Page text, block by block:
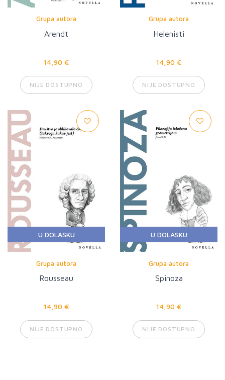
Grupa autora
Arendt
14,90 €
NIJE DOSTUPNO
Grupa autora
Helenisti
14,90 €
NIJE DOSTUPNO
U DOLASKU
Grupa autora
Rousseau
14,90 €
NIJE DOSTUPNO
U DOLASKU
Grupa autora
Spinoza
14,90 €
NIJE DOSTUPNO